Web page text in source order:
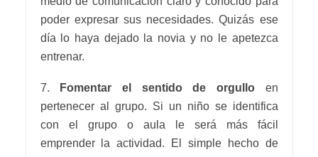
poder expresar sus necesidades. Quizás ese
día lo haya dejado la novia y no le apetezca
entrenar.
7. Fomentar el sentido de orgulloen
pertenecer al grupo. Si un niño se identifica
con el grupo o aula le será más fácil
emprender la actividad. El simple hecho de